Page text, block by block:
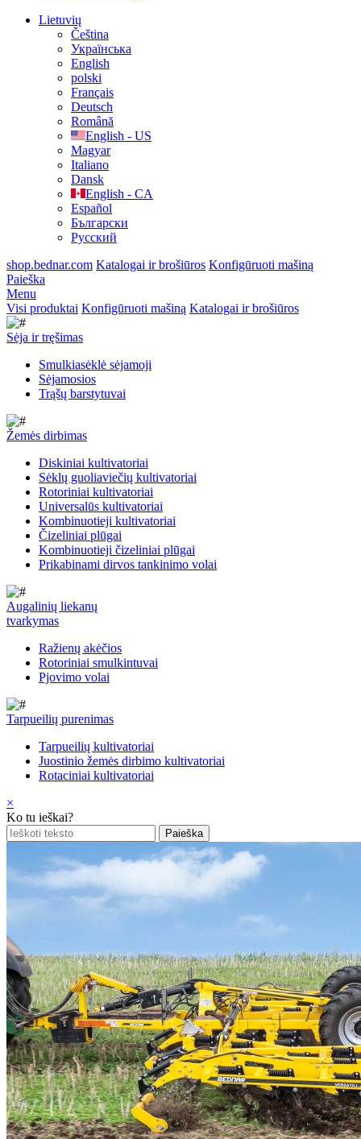
Lietuvių
Čeština
Українська
English
polski
Français
Deutsch
Română
English - US
Magyar
Italiano
Dansk
English - CA
Español
Български
Русский
shop.bednar.com Katalogai ir brošiūros Konfigūruoti mašiną
Paieška
Menu
Visi produktai Konfigūruoti mašiną Katalogai ir brošiūros
Sėja ir tręšimas
Smulkiasėklė sėjamoji
Sėjamosios
Trąšų barstytuvai
Žemės dirbimas
Diskiniai kultivatoriai
Sėklų guoliaviečių kultivatoriai
Rotoriniai kultivatoriai
Universalūs kultivatoriai
Kombinuotieji kultivatoriai
Čizeliniai plūgai
Kombinuotieji čizeliniai plūgai
Prikabinami dirvos tankinimo volai
Augalinių liekanų
tvarkymas
Ražienų akėčios
Rotoriniai smulkintuvai
Pjovimo volai
Tarpueilių purenimas
Tarpueilių kultivatoriai
Juostinio žemės dirbimo kultivatoriai
Rotaciniai kultivatoriai
×
Ko tu ieškai?